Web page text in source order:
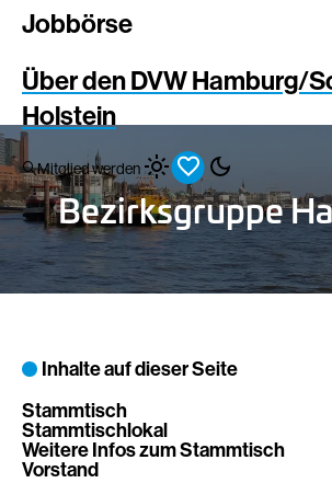
Jobbörse
Über den DVW Hamburg/
Holstein
Mitglied werden
Bezirksgruppe
Inhalte auf dieser Seite
Stammtisch
Stammtischlokal
Weitere Infos zum Stammtisch
Vorstand